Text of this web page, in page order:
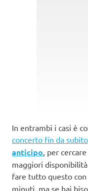
In entrambi i casi è
concerto fin da subito
anticipo, per
maggiori
fare tutto questo con
minuti, ma se hai